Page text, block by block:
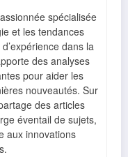
spécialisée
et les tendances
dans la
des analyses
pour aider les
nouveautés. Sur
des articles
éventail de sujets,
aux innovations